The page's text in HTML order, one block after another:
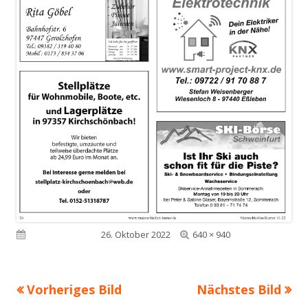
Veröffentlicht am26. Oktober 2022
Volle
640 × 940
Vorheriges Bild Nächstes Bild